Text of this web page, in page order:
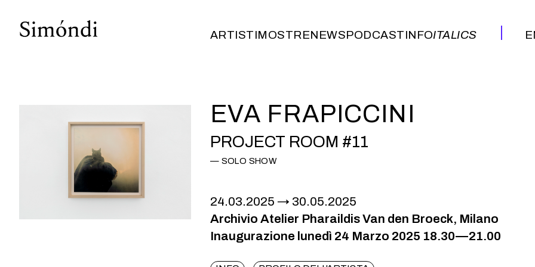
ARTISTIMOSTRENEWSPODCASTINFOITALICS
EVA FRAPICCINI
PROJECT ROOM #11
SOLO SHOW
24.03.2025
30.05.2025
Archivio Atelier Pharaildis Van den Broeck, Milano
Inaugurazione lunedì 24 Marzo 2025 18.30—21.00